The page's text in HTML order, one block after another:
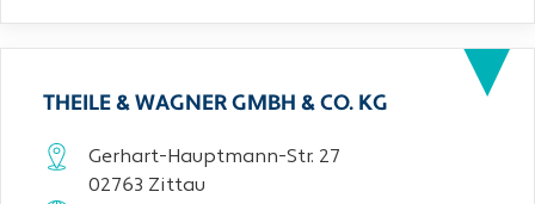
THEILE & WAGNER GMBH & CO. KG
Gerhart-Hauptmann-Str. 27
02763 Zittau